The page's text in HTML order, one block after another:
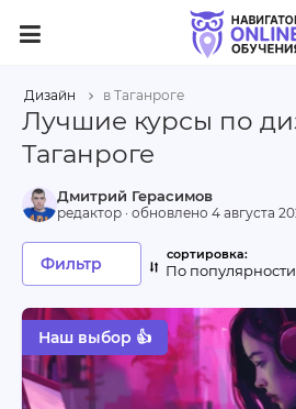
Дизайн в Таганроге
Лучшие курсы по
Таганроге
Наш выбор 👍
Дмитрий Герасимов
редактор · обновлено 4 августа
Фильтр По популярности